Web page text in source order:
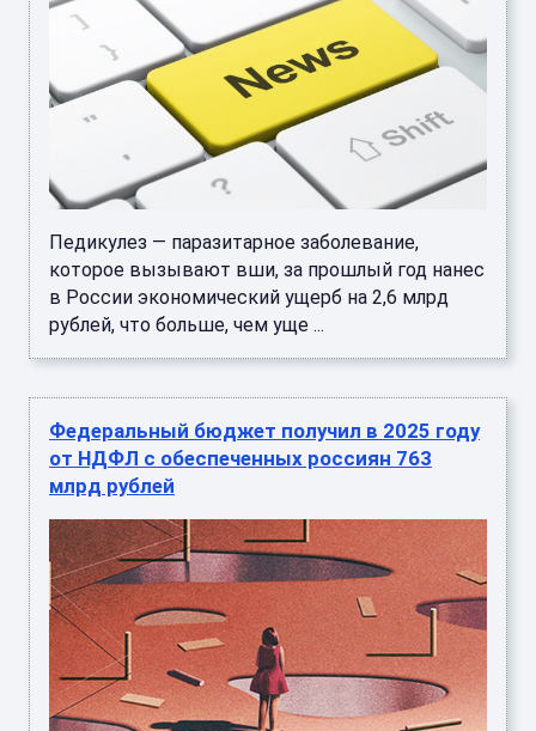
Педикулез — паразитарное заболевание,
которое вызывают вши, за прошлый год нанес
в России экономический ущерб на 2,6 млрд
рублей, что больше, чем уще ...
Федеральный бюджет получил в 2025 году
от НДФЛ с обеспеченных россиян 763
млрд рублей